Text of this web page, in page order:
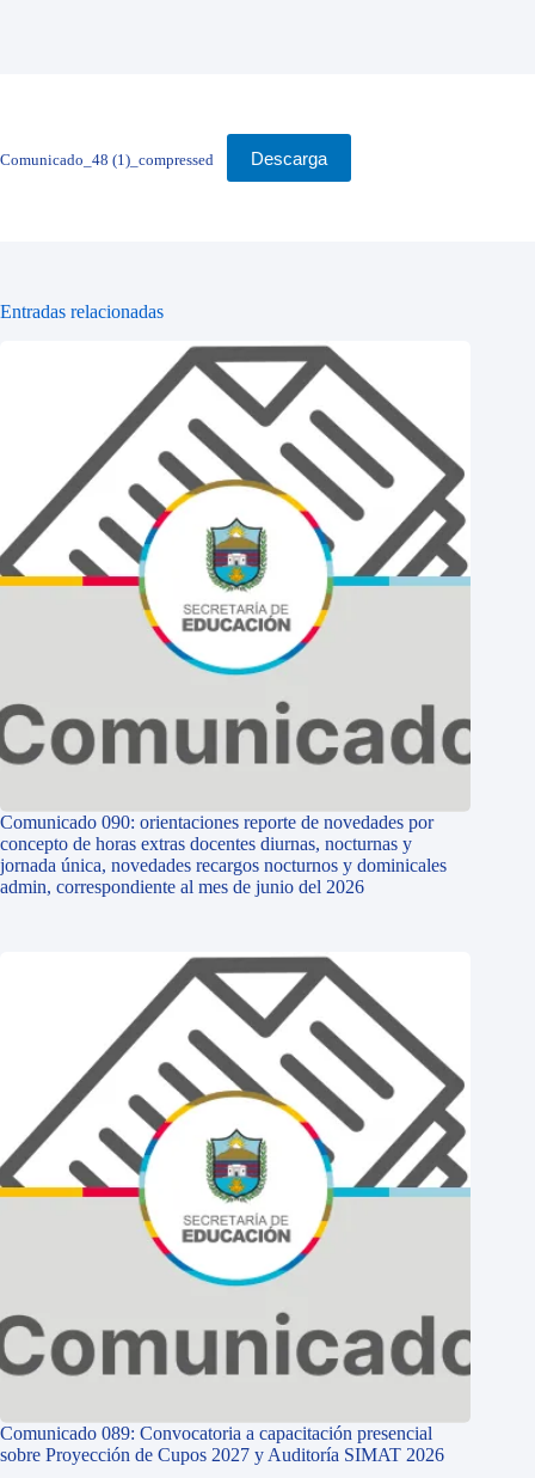
Comunicado_48 (1)_compressed Descarga
Entradas relacionadas
Comunicado 090: orientaciones reporte de novedades por
concepto de horas extras docentes diurnas, nocturnas y
jornada única, novedades recargos nocturnos y dominicales
admin, correspondiente al mes de junio del 2026
Comunicado 089: Convocatoria a capacitación presencial
sobre Proyección de Cupos 2027 y Auditoría SIMAT 2026